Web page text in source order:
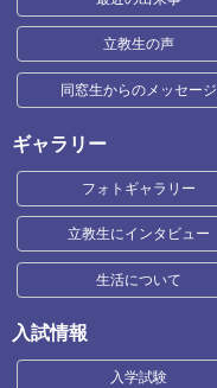
立教生の声
同窓生からのメッセージ
ギャラリー
フォトギャラリー
立教生にインタビュー
生活について
入試情報
入学試験